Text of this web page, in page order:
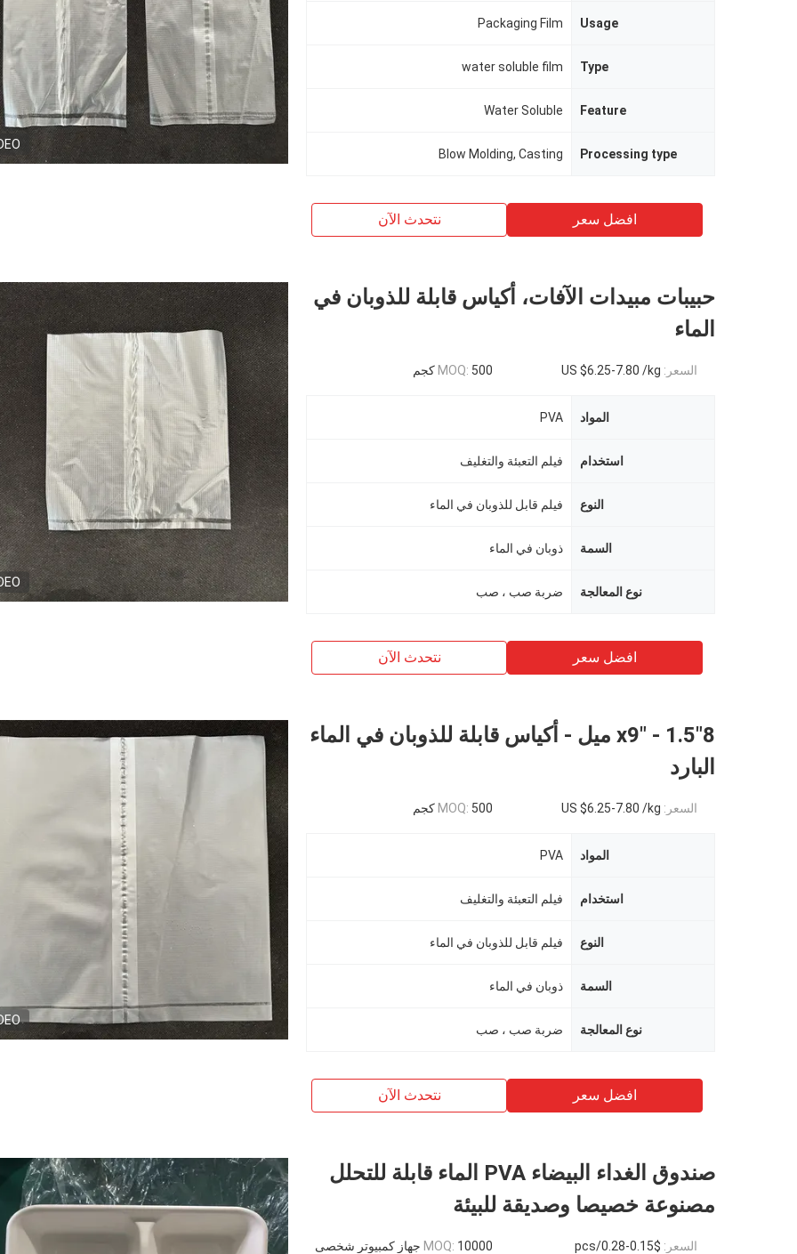
Usage
Packaging Film
Type
water soluble film
Feature
Water Soluble
Processing type
Blow Molding, Casting
افضل سعر نتحدث الآن
حبيبات مبيدات الآفات، أكياس قابلة للذوبان في
الماء
السعر: US $6.25-7.80 /kg
MOQ: 500 كجم
المواد PVA
استخدام فيلم التعبئة والتغليف
النوع فيلم قابل للذوبان في الماء
السمة ذوبان في الماء
نوع المعالجة ضربة صب ، صب
افضل سعر نتحدث الآن
8"x9" - 1.5 ميل - أكياس قابلة للذوبان في الماء
البارد
السعر: US $6.25-7.80 /kg
MOQ: 500 كجم
المواد PVA
استخدام فيلم التعبئة والتغليف
النوع فيلم قابل للذوبان في الماء
السمة ذوبان في الماء
نوع المعالجة ضربة صب ، صب
افضل سعر نتحدث الآن
صندوق الغداء البيضاء PVA الماء قابلة للتحلل
مصنوعة خصيصا وصديقة للبيئة
السعر: $0.15-0.28/pcs
MOQ: 10000 جهاز كمبيوتر شخصى